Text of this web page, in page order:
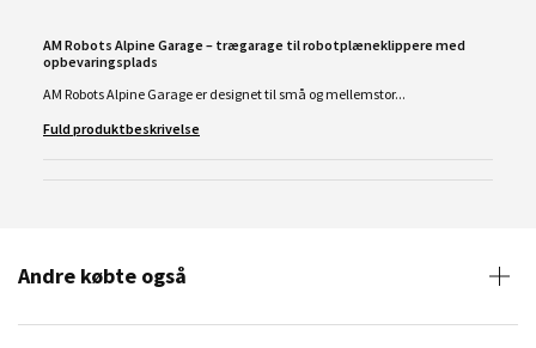
AM Robots Alpine Garage – trægarage til robotplæneklippere med
opbevaringsplads
AM Robots Alpine Garage er designet til små og mellemstor...
Fuld produktbeskrivelse
Andre købte også